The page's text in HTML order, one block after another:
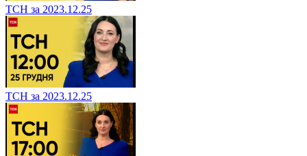
ТСН за 2023.12.25
ТСН за 2023.12.25